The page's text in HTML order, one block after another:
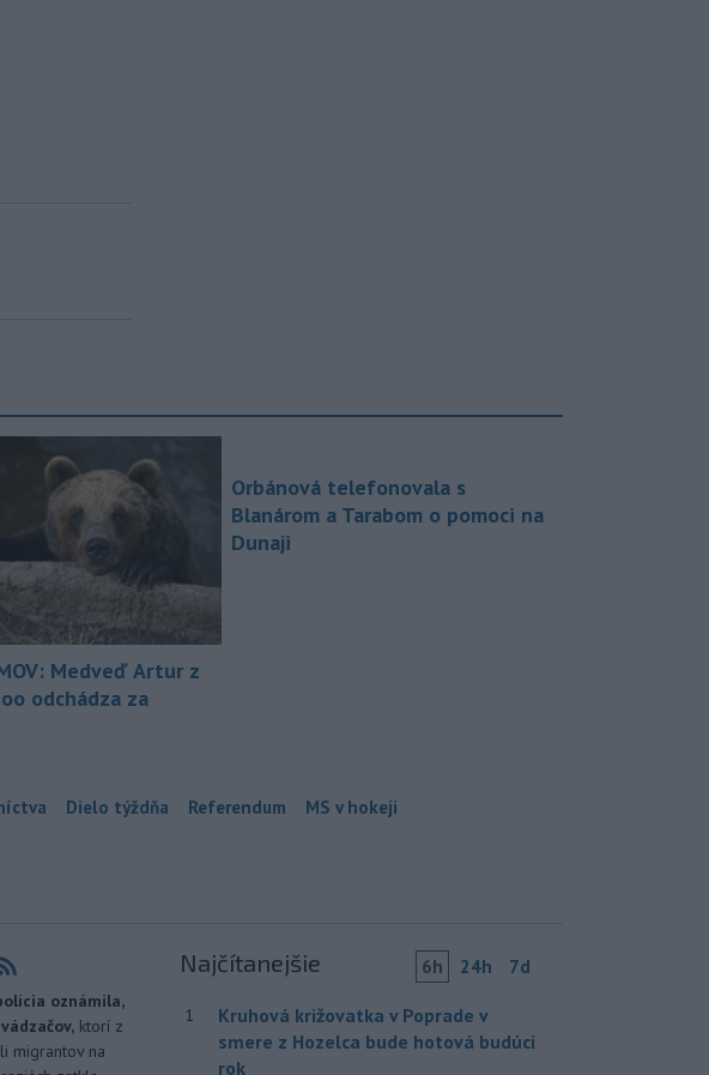
Medveď Artur z
odchádza za
Orbánová telefonovala s
Blanárom a Tarabom o pomoci na
Dunaji
Dielo týždňa Referendum MS v hokeji
oznámila,
ktorí z
migrantov na
Najčítanejšie 6h 24h 7d
1
Kruhová križovatka v Poprade v
smere z Hozelca bude hotová budúci
rok